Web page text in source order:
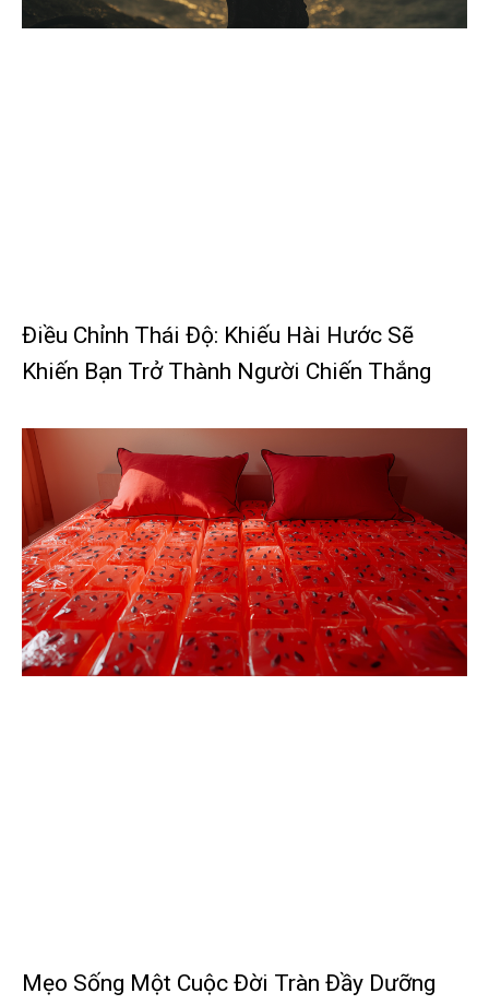
Điều Chỉnh Thái Độ: Khiếu Hài Hước Sẽ
Khiến Bạn Trở Thành Người Chiến Thắng
Mẹo Sống Một Cuộc Đời Tràn Đầy Dưỡng